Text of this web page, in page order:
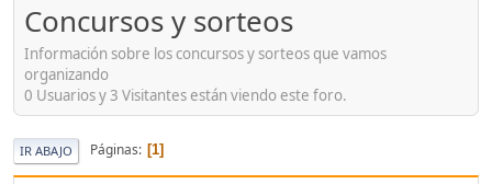
Concursos y sorteos
Información sobre los concursos y sorteos que vamos
organizando
0 Usuarios y 3 Visitantes están viendo este foro.
IR ABAJO Páginas 1